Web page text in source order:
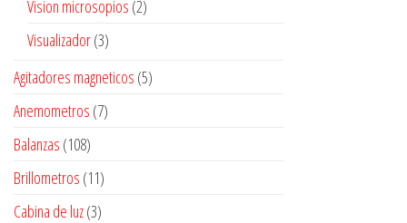
Vision microsopios (2)
Visualizador(3)
Agitadores magneticos (5)
Anemometros (7)
Balanzas (108)
Brillometros (11)
Cabina de luz(3)